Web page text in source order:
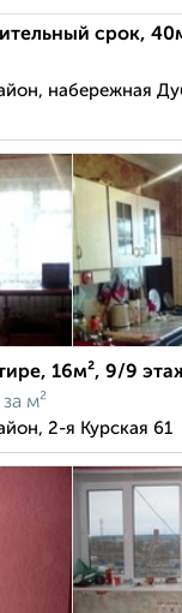
срок,
набережная
16м², 9/9
за м²
2-я Курская 61